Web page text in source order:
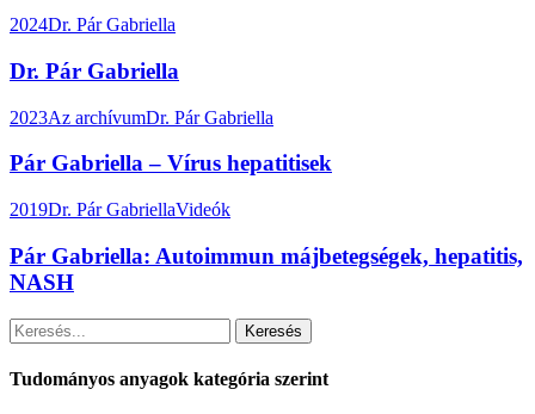
2024Dr. Pár Gabriella
Dr. Pár Gabriella
2023Az archívumDr. Pár Gabriella
Pár Gabriella – Vírus hepatitisek
2019Dr. Pár GabriellaVideók
Pár Gabriella: Autoimmun májbetegségek, hepatitis,
NASH
Keresés
Tudományos anyagok kategória szerint